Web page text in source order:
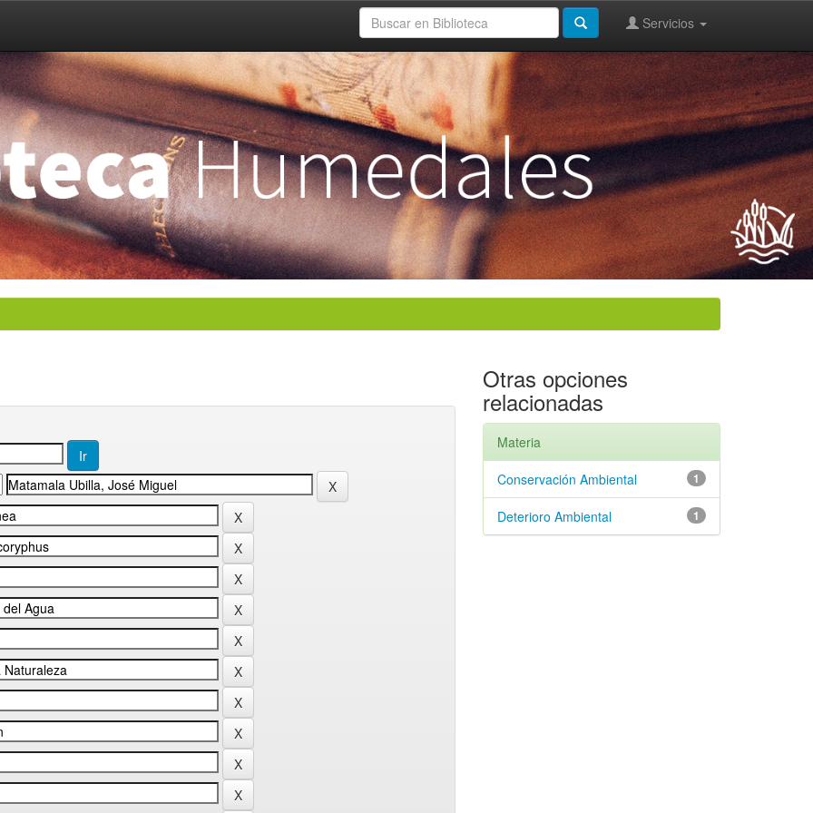
Servicios
Otras opciones
relacionadas
Materia
1
Conservación Ambiental
1
Deterioro Ambiental